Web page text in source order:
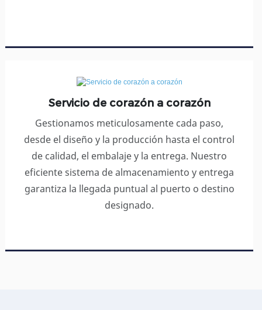
Servicio de corazón a corazón
Gestionamos meticulosamente cada paso,
desde el diseño y la producción hasta el control
de calidad, el embalaje y la entrega. Nuestro
eficiente sistema de almacenamiento y entrega
garantiza la llegada puntual al puerto o destino
designado.